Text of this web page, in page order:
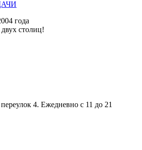
года
столиц!
4. Ежедневно с 11 до 21